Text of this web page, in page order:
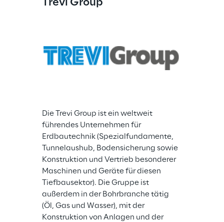
Trevi Group
Die Trevi Group ist ein weltweit
führendes Unternehmen für
Erdbautechnik (Spezialfundamente,
Tunnelaushub, Bodensicherung sowie
Konstruktion und Vertrieb besonderer
Maschinen und Geräte für diesen
Tiefbausektor). Die Gruppe ist
außerdem in der Bohrbranche tätig
(Öl, Gas und Wasser), mit der
Konstruktion von Anlagen und der